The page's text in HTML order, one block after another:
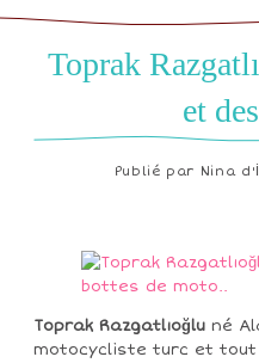
Toprak
et
Publié par Nina
Toprak Razgatlıoğlu né
motocycliste turc et tout